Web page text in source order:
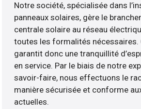
Notre société, spécialisée dans
panneaux solaires, gère le
centrale solaire au réseau
toutes les formalités nécessaires.
garantit donc une tranquillité
en service. Par le biais de notre
savoir-faire, nous effectuons le
manière sécurisée et conforme
actuelles.